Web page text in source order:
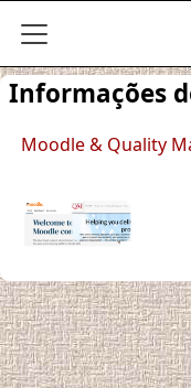
Ir para o conteúdo
Painel lateral
Informações
Moodle & Quality